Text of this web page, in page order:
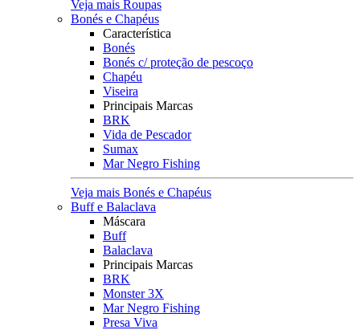
Veja mais Roupas
Bonés e Chapéus
Característica
Bonés
Bonés c/ proteção de pescoço
Chapéu
Viseira
Principais Marcas
BRK
Vida de Pescador
Sumax
Mar Negro Fishing
Veja mais Bonés e Chapéus
Buff e Balaclava
Máscara
Buff
Balaclava
Principais Marcas
BRK
Monster 3X
Mar Negro Fishing
Presa Viva